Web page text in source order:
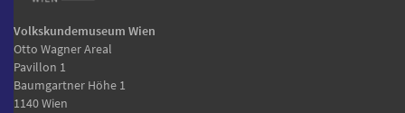
Volkskundemuseum Wien
Otto Wagner Areal
Pavillon 1
Baumgartner Höhe 1
1140 Wien